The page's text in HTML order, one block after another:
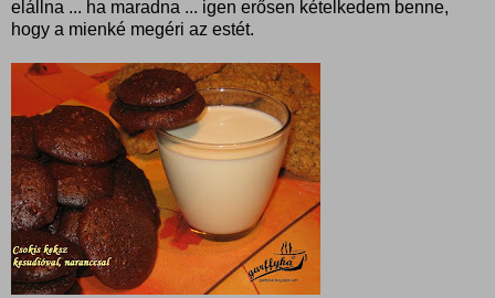
elállna ... ha maradna ... igen erősen kételkedem benne,
hogy a mienké megéri az estét.